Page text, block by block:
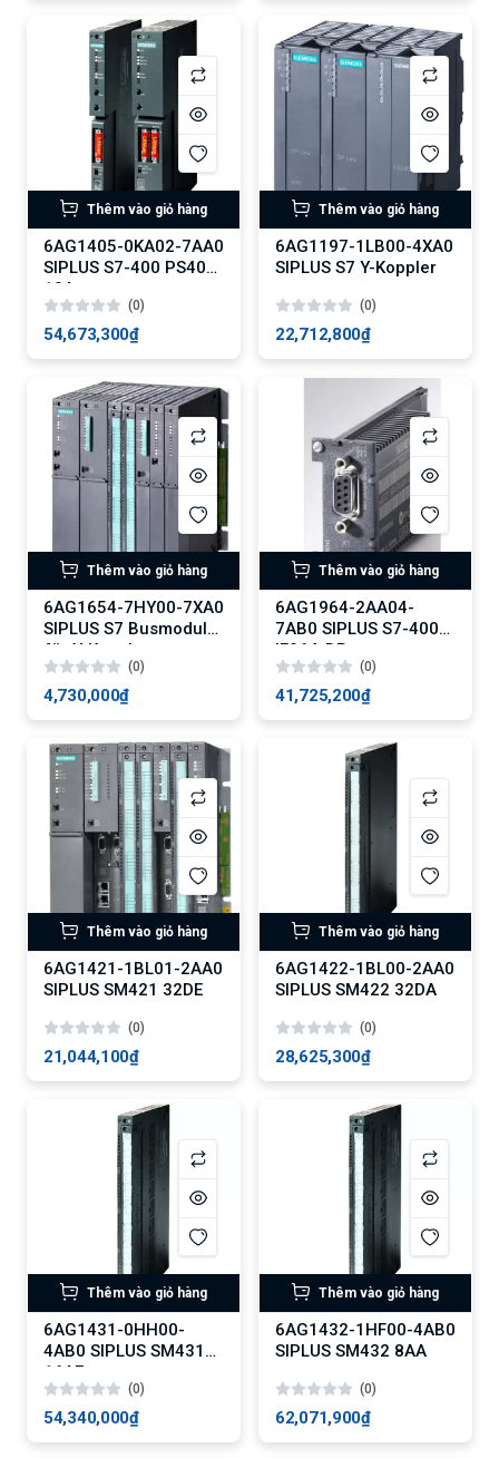
Thêm vào giỏ hàng
6AG1405-0KA02-7AA0
SIPLUS S7-400 PS405
10A
(0)
54,673,300₫
Thêm vào giỏ hàng
6AG1197-1LB00-4XA0
SIPLUS S7 Y-Koppler
(0)
22,712,800₫
Thêm vào giỏ hàng
6AG1654-7HY00-7XA0
SIPLUS S7 Busmodul
für Y-Koppler
(0)
4,730,000₫
Thêm vào giỏ hàng
6AG1964-2AA04-
7AB0 SIPLUS S7-400
IF964-DP
(0)
41,725,200₫
Thêm vào giỏ hàng
6AG1421-1BL01-2AA0
SIPLUS SM421 32DE
(0)
21,044,100₫
Thêm vào giỏ hàng
6AG1422-1BL00-2AA0
SIPLUS SM422 32DA
(0)
28,625,300₫
Thêm vào giỏ hàng
6AG1431-0HH00-
4AB0 SIPLUS SM431
16AE
(0)
54,340,000₫
Thêm vào giỏ hàng
6AG1432-1HF00-4AB0
SIPLUS SM432 8AA
(0)
62,071,900₫